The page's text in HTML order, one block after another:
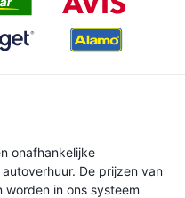
onafhankelijke
De prijzen van
in ons systeem